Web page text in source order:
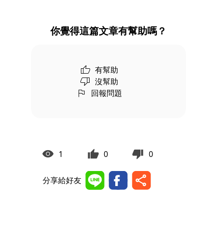
你覺得這篇文章有幫助嗎？
有幫助
沒幫助
回報問題
1 0 0
分享給好友